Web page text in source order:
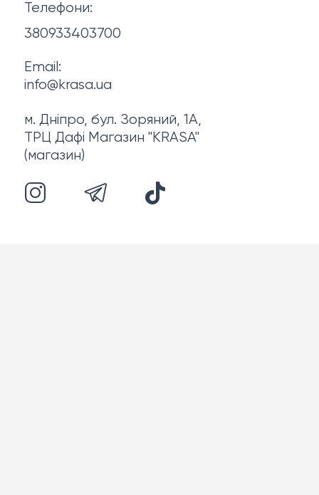
Про нас
Телефони:
380933403700
Email:
info@krasa.ua
м. Дніпро, бул. Зоряний, 1А,
ТРЦ Дафі Магазин "KRASA"
(магазин)